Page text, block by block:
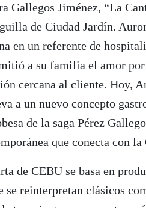
Gallegos Jiménez, “La
de Ciudad Jardín.
en un referente de
a su familia el amor
cercana al cliente. Hoy,
a un nuevo concepto
de la saga Pérez
que conecta con la
de CEBU se basa en
se reinterpretan clásicos